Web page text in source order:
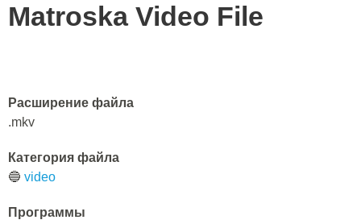
Matroska Video File
Расширение файла
.mkv
Категория файла
🔵 video
Программы